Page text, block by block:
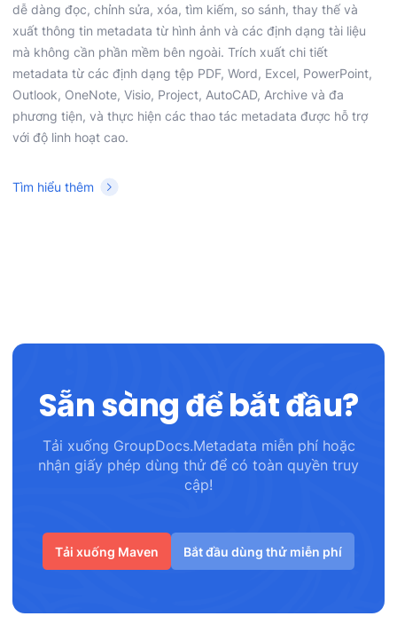
dễ dàng đọc, chỉnh sửa, xóa, tìm kiếm, so sánh, thay thế và
xuất thông tin metadata từ hình ảnh và các định dạng tài liệu
mà không cần phần mềm bên ngoài. Trích xuất chi tiết
metadata từ các định dạng tệp PDF, Word, Excel, PowerPoint,
Outlook, OneNote, Visio, Project, AutoCAD, Archive và đa
phương tiện, và thực hiện các thao tác metadata được hỗ trợ
với độ linh hoạt cao.
Tìm hiểu thêm
Sẵn sàng để bắt đầu?
Tải xuống GroupDocs.Metadata miễn phí hoặc
nhận giấy phép dùng thử để có toàn quyền truy
cập!
Tải xuống Maven Bắt đầu dùng thử miễn phí